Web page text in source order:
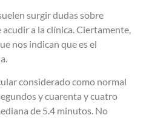
surgir dudas sobre
a la clínica. Ciertamente,
nos indican que es el
considerado como normal
y cuarenta y cuatro
de 5.4 minutos. No